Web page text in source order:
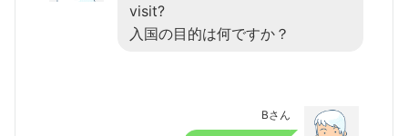
visit?
入国の目的は何ですか？
Bさん